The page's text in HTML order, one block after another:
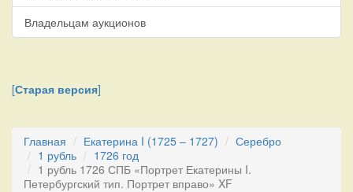
Владельцам аукционов
[Старая версия]
Главная Екатерина I (1725 – 1727)
Серебро
1 рубль
1726 год
1 рубль 1726 СПБ «Портрет Екатерины I.
Петербургский тип. Портрет вправо» XF